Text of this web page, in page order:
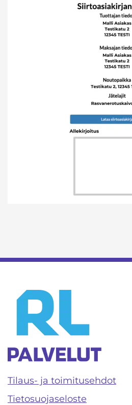
Tilaus- ja toimitusehdot
Tietosuojaseloste